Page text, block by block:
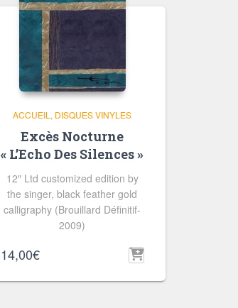
ACCUEIL DISQUES VINYLES
Excès Nocturne
« L’Echo Des Silences »
12″ Ltd customized edition by
the singer, black feather gold
calligraphy (Brouillard Définitif-
2009)
14,00€